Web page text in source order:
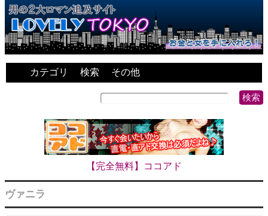
カテゴリ 検索 その他
【完全無料】ココアド
ヴァニラ